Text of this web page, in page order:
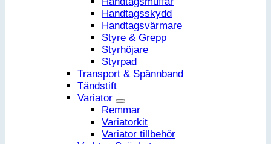
Handtagsskydd
Handtagsvärmare
Styre & Grepp
Styrhöjare
Styrpad
Transport & Spännband
Tändstift
Variator
Remmar
Variatorkit
Variator tillbehör